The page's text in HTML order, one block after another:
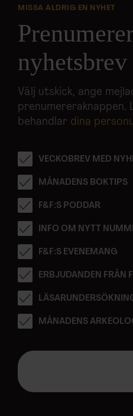
MISSA ALDRIG EN NYHET
nyhetsbrev
Välj utskick, ange
prenumereraknappen.
behandlar dina
VECKOBREV MED
MÅNADENS BOKTIPS
F&F:S PODDAR
INFO OM NYTT
F&F:S EVENEMANG
ERBJUDANDEN FRÅN
MÅNADENS
E
p